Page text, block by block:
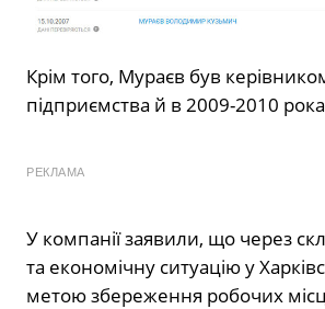
Крім того, Мураєв був
підприємства й в 2009-2010
РЕКЛАМА
У компанії заявили, що через
та економічну ситуацію у
метою збереження робочих